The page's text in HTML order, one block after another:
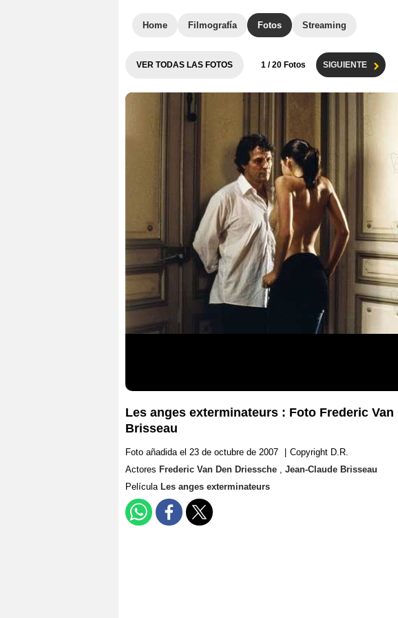
Home Filmografía Fotos Streaming
VER TODAS LAS FOTOS 1 / 20 Fotos SIGUIENTE
Les anges exterminateurs : Foto Frederic
Brisseau
Foto añadida el 23 de octubre de 2007
Copyright D.R.
Actores Frederic Van Den Driessche , Jean-Claude Brisseau
Película Les anges exterminateurs